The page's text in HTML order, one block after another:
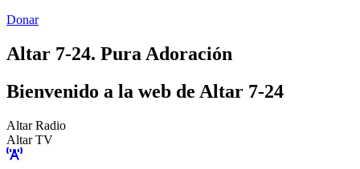
Donar
Altar 7-24. Pura Adoración
Bienvenido a la web de Altar 7-24
Altar Radio
Altar TV